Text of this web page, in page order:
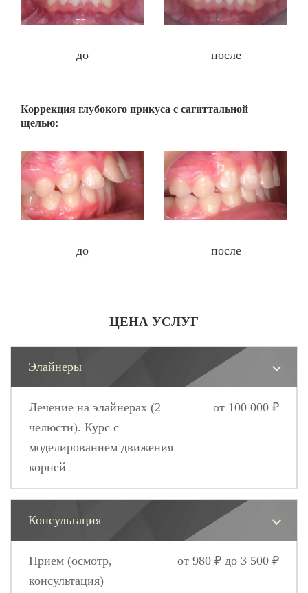
до после
Коррекция глубокого прикуса с сагиттальной
щелью:
до после
ЦЕНА УСЛУГ
Элайнеры
Лечение на элайнерах (2
челюсти). Курс с
моделированием движения
корней
от 100 000 ₽
Консультация
Прием (осмотр,
консультация)
от 980 ₽ до 3 500 ₽